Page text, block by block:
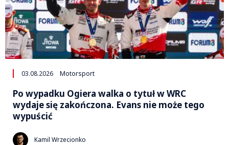
03.08.2026 Motorsport
Po wypadku Ogiera walka o tytuł w WRC
wydaje się zakończona. Evans nie może tego
wypuścić
Kamil Wrzecionko